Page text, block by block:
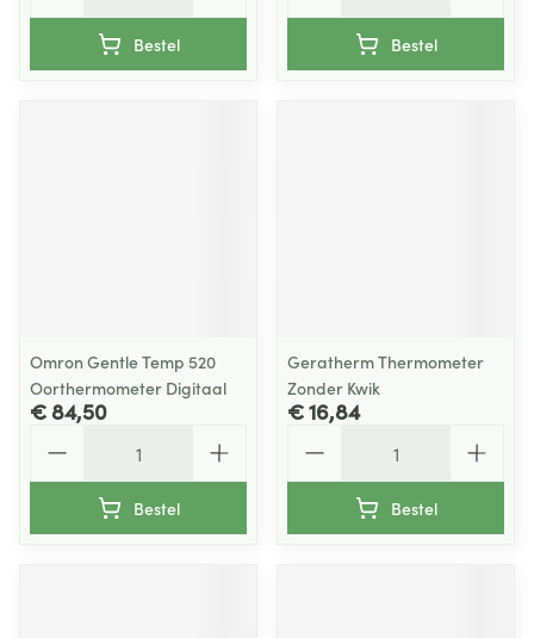
Bestel Bestel
Omron Gentle Temp 520
Oorthermometer Digitaal
€ 84,50
Bestel
Geratherm Thermometer
Zonder Kwik
€ 16,84
Bestel